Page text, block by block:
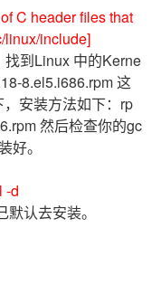
C header files that
linux/include]
到Linux 中的Kerne
8.el5.i686.rpm 这
安装方法如下：rp
然后检查你的gc
好。
-d
认去安装。